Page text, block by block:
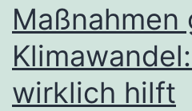
Maßnahmen
wirklich hilft